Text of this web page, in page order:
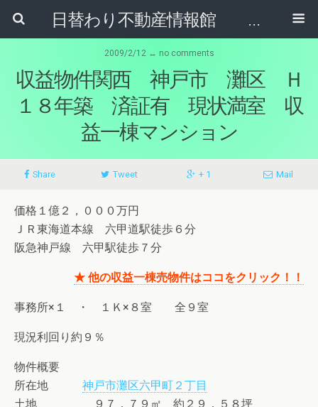
日替わり不動産情報館 リア･ライブログ
2009/2/12 ↔ no comments
収益物件関西 神戸市 灘区 Ｈ
１８年築 済証有 現状満室 収
益一棟マンション
Share Tweet + 1 Mail
価格１億２，０００万円
ＪＲ東海道本線 六甲道駅徒歩６分
阪急神戸線 六甲駅徒歩７分
★ 他の収益一棟売物件はココをクリック！！
事務所×１ ・ １Ｋ×８室 全９室
現況利回り約９％
物件概要
所在地 神戸市灘区六甲町２丁目
土地 ９７．７９㎡ 約２９．５８坪